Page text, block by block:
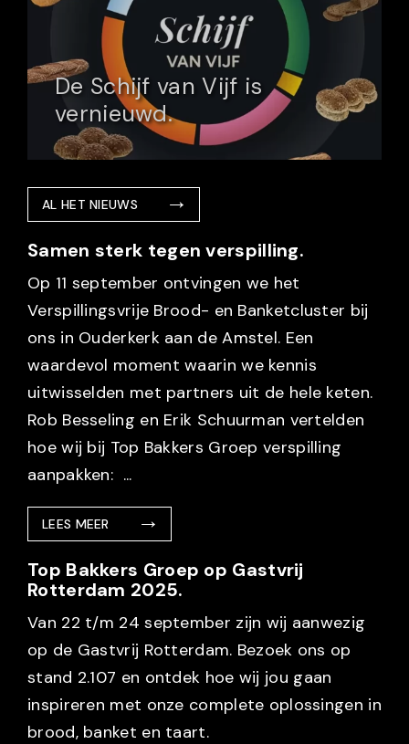
De Schijf van Vijf is
vernieuwd.
AL HET NIEUWS
Samen sterk tegen verspilling.
Op 11 september ontvingen we het
Verspillingsvrije Brood- en Banketcluster bij
ons in Ouderkerk aan de Amstel. Een
waardevol moment waarin we kennis
uitwisselden met partners uit de hele keten.
Rob Besseling en Erik Schuurman vertelden
hoe wij bij Top Bakkers Groep verspilling
aanpakken: ...
LEES MEER
Top Bakkers Groep op Gastvrij
Rotterdam 2025.
Van 22 t/m 24 september zijn wij aanwezig
op de Gastvrij Rotterdam. Bezoek ons op
stand 2.107 en ontdek hoe wij jou gaan
inspireren met onze complete oplossingen in
brood, banket en taart.